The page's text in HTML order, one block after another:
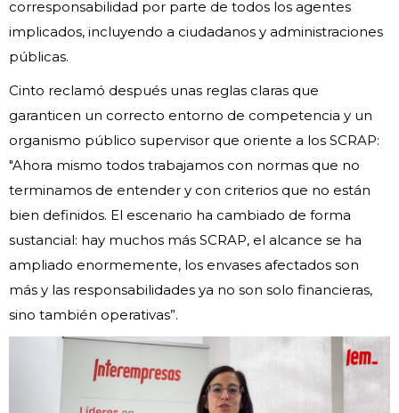
corresponsabilidad por parte de todos los agentes
implicados, incluyendo a ciudadanos y administraciones
públicas.
Cinto reclamó después unas reglas claras que
garanticen un correcto entorno de competencia y un
organismo público supervisor que oriente a los SCRAP:
"Ahora mismo todos trabajamos con normas que no
terminamos de entender y con criterios que no están
bien definidos. El escenario ha cambiado de forma
sustancial: hay muchos más SCRAP, el alcance se ha
ampliado enormemente, los envases afectados son
más y las responsabilidades ya no son solo financieras,
sino también operativas”.